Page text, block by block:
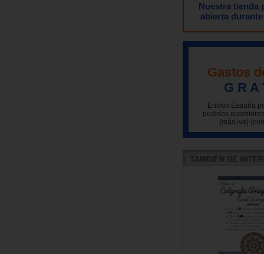
Nuestra tienda
abierta
Gastos
G R A
Envíos España
pedidos
(más iva)